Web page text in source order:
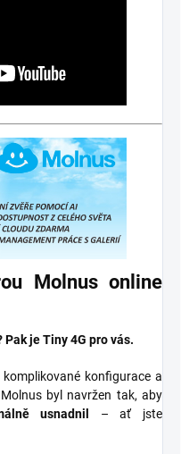
Molnus online
je Tiny 4G pro vás.
konfigurace a
byl navržen tak, aby
usnadnil
– ať jste